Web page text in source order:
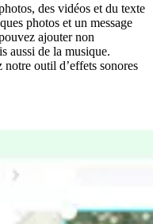
des vidéos et du texte
photos et un message
ajouter non
aussi de la musique.
outil d’effets sonores